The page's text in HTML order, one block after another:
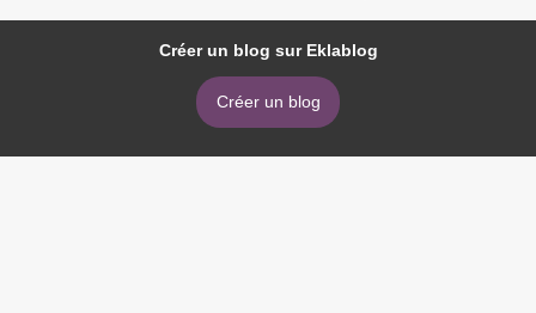
Créer un blog sur Eklablog
Créer un blog